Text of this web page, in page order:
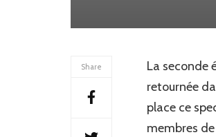
Share La seconde
retournée
place ce
membres